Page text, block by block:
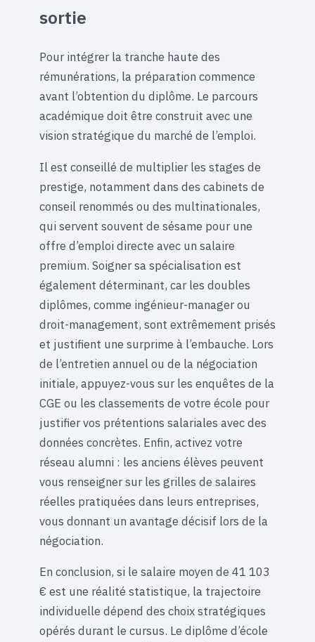
sortie
Pour intégrer la tranche haute des
rémunérations, la préparation commence
avant l’obtention du diplôme. Le parcours
académique doit être construit avec une
vision stratégique du marché de l’emploi.
Il est conseillé de multiplier les stages de
prestige, notamment dans des cabinets de
conseil renommés ou des multinationales,
qui servent souvent de sésame pour une
offre d’emploi directe avec un salaire
premium. Soigner sa spécialisation est
également déterminant, car les doubles
diplômes, comme ingénieur-manager ou
droit-management, sont extrêmement prisés
et justifient une surprime à l’embauche. Lors
de l’entretien annuel ou de la négociation
initiale, appuyez-vous sur les enquêtes de la
CGE ou les classements de votre école pour
justifier vos prétentions salariales avec des
données concrètes. Enfin, activez votre
réseau alumni : les anciens élèves peuvent
vous renseigner sur les grilles de salaires
réelles pratiquées dans leurs entreprises,
vous donnant un avantage décisif lors de la
négociation.
En conclusion, si le salaire moyen de 41 103
€ est une réalité statistique, la trajectoire
individuelle dépend des choix stratégiques
opérés durant le cursus. Le diplôme d’école